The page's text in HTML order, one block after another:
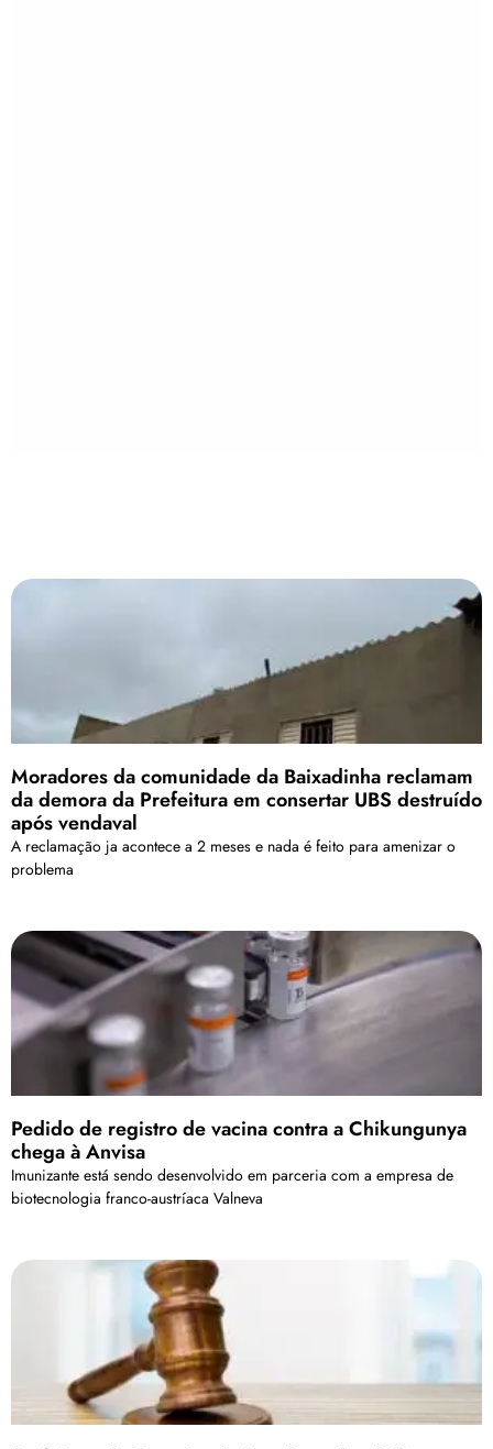
Moradores da comunidade da Baixadinha reclamam
da demora da Prefeitura em consertar UBS destruído
após vendaval
A reclamação ja acontece a 2 meses e nada é feito para amenizar o
problema
Pedido de registro de vacina contra a Chikungunya
chega à Anvisa
Imunizante está sendo desenvolvido em parceria com a empresa de
biotecnologia franco-austríaca Valneva